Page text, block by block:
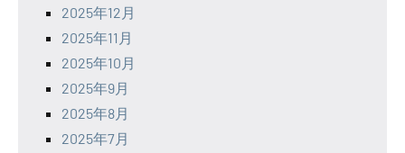
2025年12月
2025年11月
2025年10月
2025年9月
2025年8月
2025年7月